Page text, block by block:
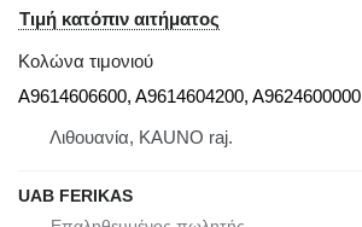
Τιμή κατόπιν αιτήματος
Κολώνα τιμονιού
A9614606600, A9614604200, A9624600000
Λιθουανία, KAUNO raj.
UAB FERIKAS